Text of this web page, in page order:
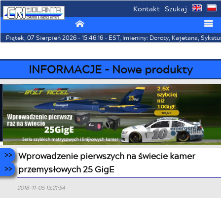
Kontakt Szukaj
⌂ ☰
Piątek, 07 Sierpień 2026 - 15:46:16 - EST, Imieniny: Doroty, Kajetana,
INFORMACJE - Nowe produkty
Wprowadzenie pierwszych na świecie kamer
przemysłowych 25 GigE
2018-11-05 13:21:54